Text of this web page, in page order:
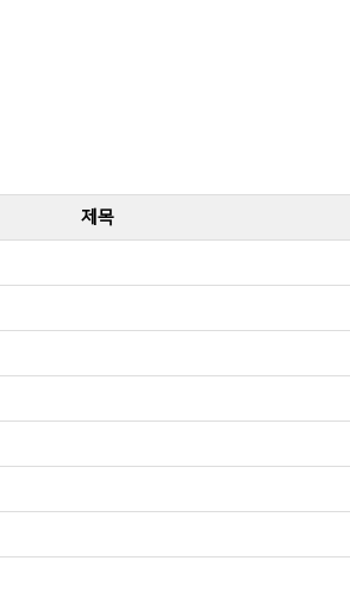
제목